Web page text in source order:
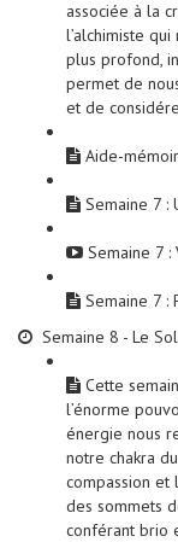
associée à la
l’alchimiste
plus profond,
permet de
et de
Aide-
Semaine 7 :
Semaine 7 :
Semaine 7 :
Semaine 8 - Le
Cette
l’énorme
énergie nous
notre chakra
compassion et
des sommets
conférant brio